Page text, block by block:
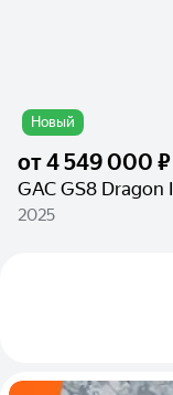
Новый
от4 549 000 ₽
GAC GS8 Dragon
2025